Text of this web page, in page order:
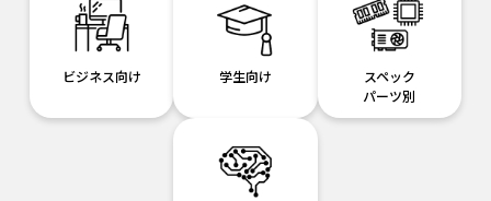
ビジネス向け 学生向け
スペック
パーツ別